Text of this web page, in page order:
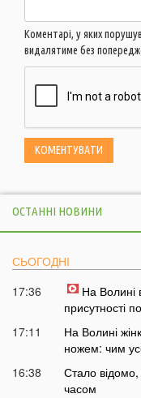
Коментарі, у яких
видалятиме без
ОСТАННІ НОВИНИ
СЬОГОДНІ
17:36
На Волині
присутності
17:11
На Волині
ножем: чим
16:38
Стало
часом